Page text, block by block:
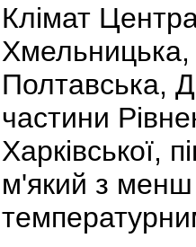
Клімат
Хмельницька,
Полтавська,
частини
Харківської,
м'який з